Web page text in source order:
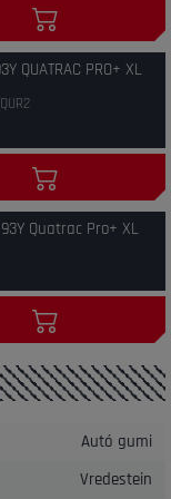
QUATRAC PRO+ XL
Quatrac Pro+ XL
Autó gumi
Vredestein